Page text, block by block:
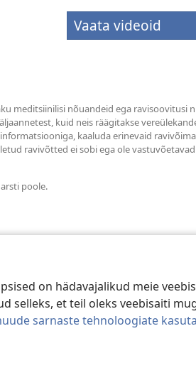
on hädavajalikud meie
selleks, et teil oleks veebisaiti
sarnaste tehnoloogiate
Vaata videoid
meditsiinilisi nõuandeid ega ravisoovitusi
kuid neis räägitakse
kaaluda erinevaid
ravivõtted ei sobi ega ole
poole.